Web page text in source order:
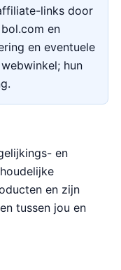
links door
en
en eventuele
hun
en
en zijn
tussen jou en